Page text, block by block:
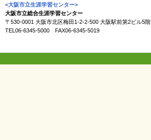
師
・
イ
ン
ク
<大阪市立生涯学習センター>
大阪市立総合生涯学習センター
〒530-0001 大阪市北区梅田1-2-2-500 大阪駅前第2ビル5階
TEL06-6345-5000 FAX06-6345-5019